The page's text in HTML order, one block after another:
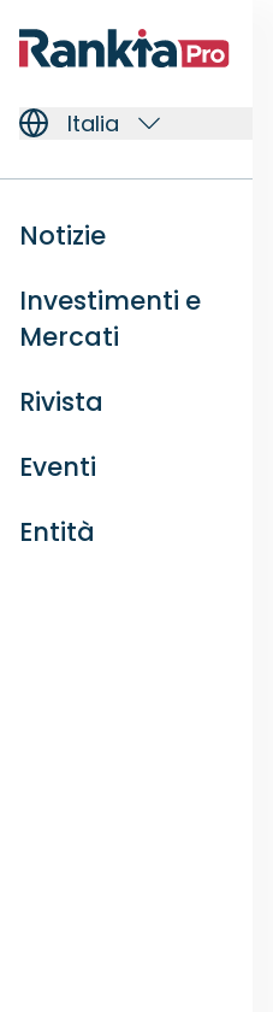
Italia
Notizie
Investimenti e
Mercati
Rivista
Eventi
Entità